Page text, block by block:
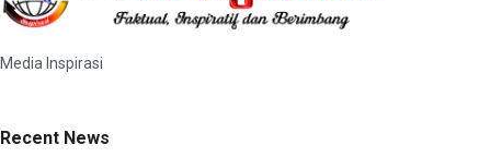
Media Inspirasi
Recent News